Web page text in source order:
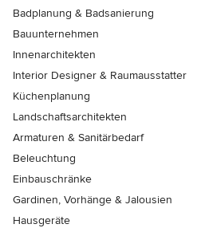
Badplanung & Badsanierung
Bauunternehmen
Innenarchitekten
Interior Designer & Raumausstatter
Küchenplanung
Landschaftsarchitekten
Armaturen & Sanitärbedarf
Beleuchtung
Einbauschränke
Gardinen, Vorhänge & Jalousien
Hausgeräte